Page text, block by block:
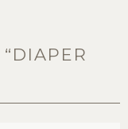
DIAPER